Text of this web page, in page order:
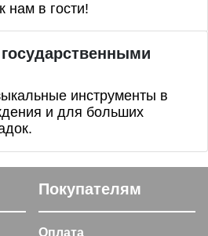
нам в гости!
инструменты в
и для больших
Покупателям
Оплата